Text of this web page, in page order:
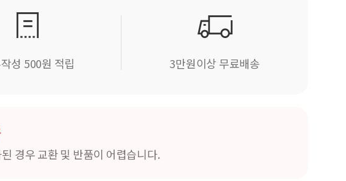
성 500원 적립 3만원이상 무료배송
경우 교환 및 반품이 어렵습니다.